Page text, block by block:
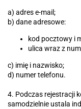
a) adres e-mail;
b) dane adresowe:
kod pocztowy i
ulica wraz z
c) imię i nazwisko;
d) numer telefonu.
4. Podczas rejestracji
samodzielnie ustala